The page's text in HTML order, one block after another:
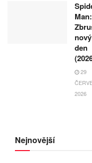
Man:
nový
den
29
2026
Nejnovější